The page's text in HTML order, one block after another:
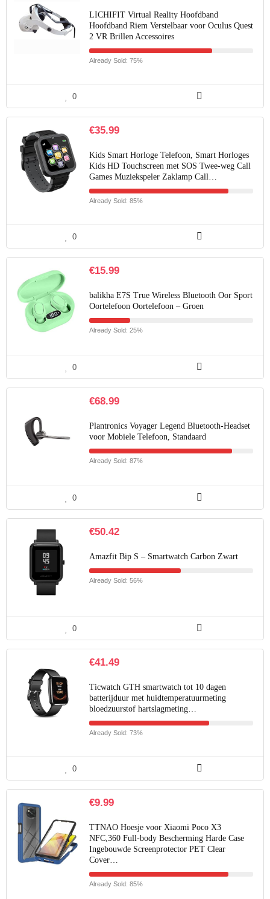
LICHIFIT Virtual Reality Hoofdband
Hoofdband Riem Verstelbaar voor Oculus Quest
2 VR Brillen Accessoires
Already Sold: 75%
0
€35.99
Kids Smart Horloge Telefoon, Smart Horloges
Kids HD Touchscreen met SOS Twee-weg Call
Games Muziekspeler Zaklamp Call…
Already Sold: 85%
0
€15.99
balikha E7S True Wireless Bluetooth Oor Sport
Oortelefoon Oortelefoon – Groen
Already Sold: 25%
0
€68.99
Plantronics Voyager Legend Bluetooth-Headset
voor Mobiele Telefoon, Standaard
Already Sold: 87%
0
€50.42
Amazfit Bip S – Smartwatch Carbon Zwart
Already Sold: 56%
0
€41.49
Ticwatch GTH smartwatch tot 10 dagen
batterijduur met huidtemperatuurmeting
bloedzuurstof hartslagmeting…
Already Sold: 73%
0
€9.99
TTNAO Hoesje voor Xiaomi Poco X3
NFC,360 Full-body Bescherming Harde Case
Ingebouwde Screenprotector PET Clear
Cover…
Already Sold: 85%